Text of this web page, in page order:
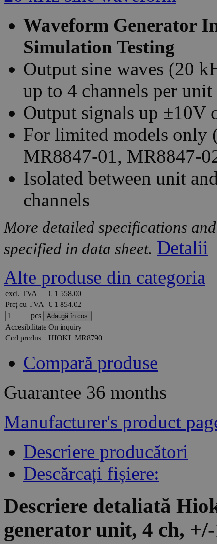
Waveform Generator
Simulation Testing
Output sine waves (20
up to 4 channels per unit
Output signals up ±10V
For limited models only
MR8847-01, MR8847-
Isolated between unit
channels
More detailed specifications
specified in data sheet. Detalii
Alte produse din categoria
excl. TVA
€ 1 558.00
Preț cu TVA € 1 854.02
pcs
Accesibilitate On inquiry
Cod produs
HIOKI_MR8790
Compară produse
Guarantee 36 months
Manufacturer's product
Descriere producători
Descărcați fișiere:
Descriere detaliată
generator unit, 4 ch,